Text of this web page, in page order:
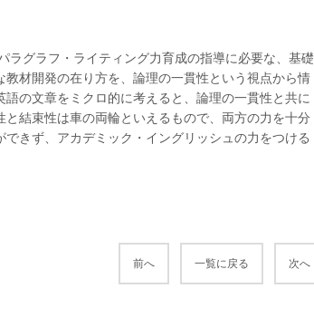
ラグラフ・ライティング力育成の指導に必要な、基礎
材開発の在り方を、論理の一貫性という視点から情
の文章をミクロ的に考えると、論理の一貫性と共に
結束性は車の両輪といえるもので、両方の力を十分
きず、アカデミック・イングリッシュの力をつける
前へ 一覧に戻る 次へ